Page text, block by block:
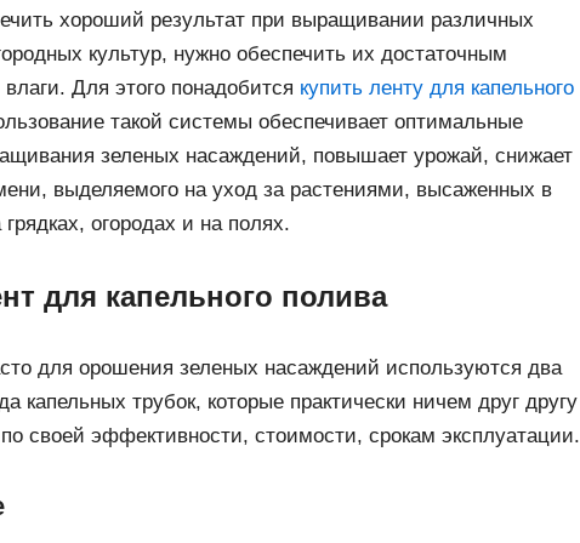
хороший результат при выращивании различных
культур, нужно обеспечить их достаточным
Для этого понадобится купить ленту для капельного
такой системы обеспечивает оптимальные
зеленых насаждений, повышает урожай, снижает
выделяемого на уход за растениями, высаженных в
огородах и на полях.
для капельного полива
для орошения зеленых насаждений используются два
капельных трубок, которые практически ничем друг другу
своей эффективности, стоимости, срокам эксплуатации.